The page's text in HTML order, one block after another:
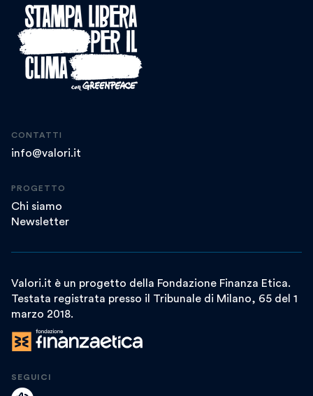
CONTATTI
info@valori.it
PROGETTO
Chi siamo
Newsletter
Valori.it è un progetto della Fondazione Finanza Etica.
Testata registrata presso il Tribunale di Milano, 65 del 1
marzo 2018.
SEGUICI